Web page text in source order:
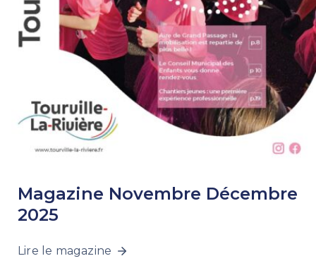
Magazine Novembre Décembre
2025
Lire le magazine